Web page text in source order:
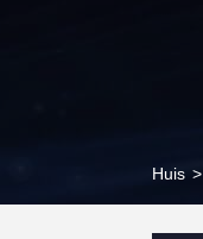
Huis >